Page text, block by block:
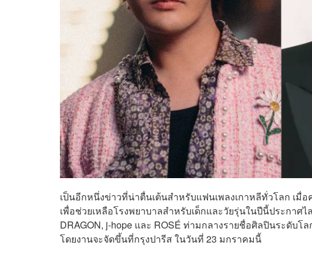
เป็นอีกหนึ่งข่าวที่น่าตื่นเต้นสำหรับแฟนเพลงเกาหลีทั่วโลก เมื่
เพื่อช่วยเหลือโรงพยาบาลสำหรับเด็กและวัยรุ่นในปีนี้ประกา
DRAGON, j-hope และ ROSÉ ท่ามกลางรายชื่อศิลปินระดับโ
โดยงานจะจัดขึ้นที่กรุงปารีส ในวันที่ 23 มกราคมนี้